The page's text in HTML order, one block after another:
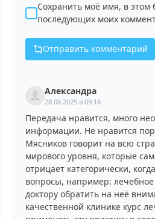
Сохранить моё имя, в этом
последующих моих
Отправить комментарий
Александра
28.08.2025 в 09:18
Передача нравится, много
информации. Не нравится
Мясников говорит на всю
мирового уровня, которые
отрицает категорически,
вопросы, например:
доктору обратить на неё
качественной клинике курс